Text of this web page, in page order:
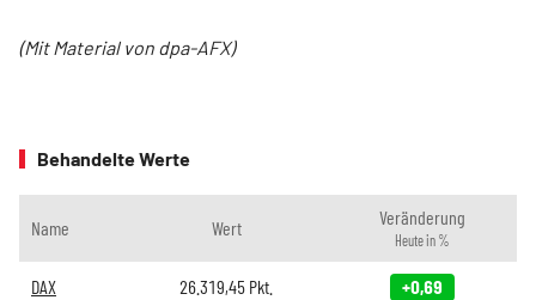
(Mit Material von dpa-AFX)
Behandelte Werte
Name Wert Veränderung
Heute in %
DAX 26.319,45 Pkt. +0,69